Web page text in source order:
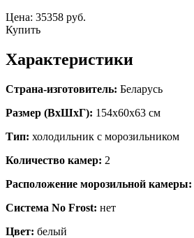
Цена: 35358 руб.
Купить
Характеристики
Страна-изготовитель: Беларусь
Размер (ВхШхГ): 154х60х63 см
Тип: холодильник с морозильником
Количество камер: 2
Расположение морозильной камеры:
Система No Frost: нет
Цвет: белый